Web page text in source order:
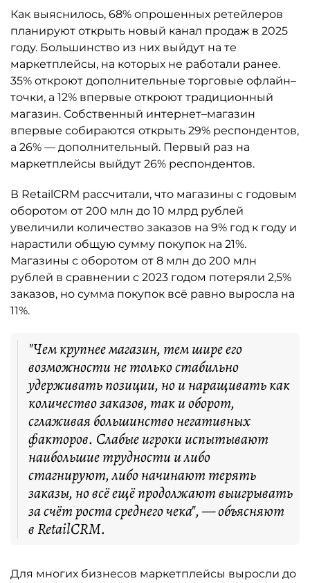
Как выяснилось, 68% опрошенных ретейлеров
планируют открыть новый канал продаж в 2025
году. Большинство из них выйдут на те
маркетплейсы, на которых не работали ранее.
35% откроют дополнительные торговые офлайн–
точки, а 12% впервые откроют традиционный
магазин. Собственный интернет–магазин
впервые собираются открыть 29% респондентов,
а 26% — дополнительный. Первый раз на
маркетплейсы выйдут 26% респондентов.
В RetailCRM рассчитали, что магазины с годовым
оборотом от 200 млн до 10 млрд рублей
увеличили количество заказов на 9% год к году и
нарастили общую сумму покупок на 21%.
Магазины с оборотом от 8 млн до 200 млн
рублей в сравнении с 2023 годом потеряли 2,5%
заказов, но сумма покупок всё равно выросла на
11%.
"Чем крупнее магазин, тем шире его
возможности не только стабильно
удерживать позиции, но и наращивать как
количество заказов, так и оборот,
сглаживая большинство негативных
факторов. Слабые игроки испытывают
наибольшие трудности и либо
стагнируют, либо начинают терять
заказы, но всё ещё продолжают выигрывать
за счёт роста среднего чека", — объясняют
в RetailCRM.
Для многих бизнесов маркетплейсы выросли до